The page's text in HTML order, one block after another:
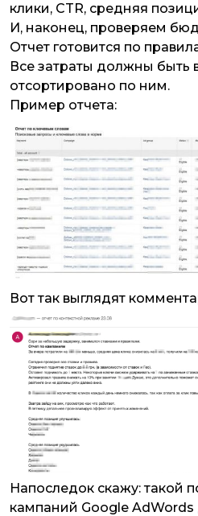
клики, CTR, средняя
И, наконец, проверяем
Отчет готовится по
Все затраты должны быть
отсортировано по ним.
Пример отчета:
Вот так выглядят
Напоследок скажу: такой
кампаний Google AdWords